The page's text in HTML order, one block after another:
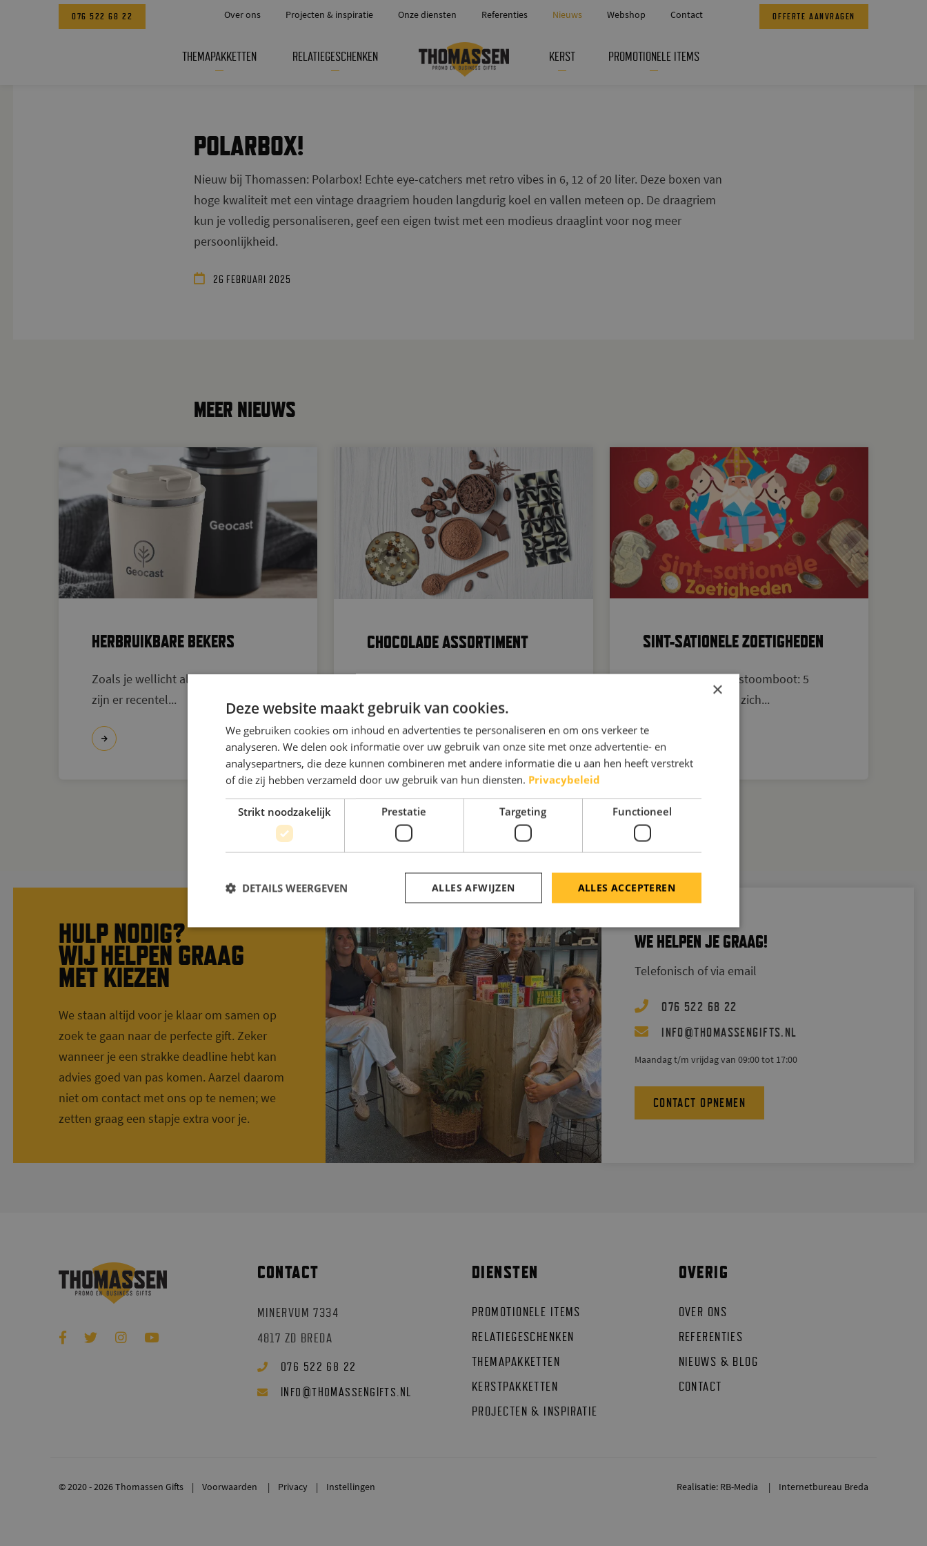
076 522 68 22 Over ons Projecten & inspiratie Onze diensten Referenties Nieuws Webshop Contact OFFERTE AANVRAGEN
THEMAPAKKETTEN RELATIEGESCHENKEN KERST PROMOTIONELE ITEMS
POLARBOX!
Nieuw bij Thomassen: Polarbox! Echte eye-catchers met retro vibes in 6, 12 of 20 liter. Deze boxen van
hoge kwaliteit met een vintage draagriem houden langdurig koel en vallen meteen op. De draagriem
kun je volledig personaliseren, geef een eigen twist met een modieus draaglint voor nog meer
persoonlijkheid.
26 FEBRUARI 2025
MEER NIEUWS
HERBRUIKBARE BEKERS
Zoals je wellicht al hebt vernomen,
zijn er recentel...
CHOCOLADE ASSORTIMENT
Maak kennis met onze bijzondere
chocolade concepten!
SINT-SATIONELE ZOETIGHEDEN
Zie ginds komt de stoomboot: 5
december komt in zich...
BEKIJK AL HET NIEUWS
HULP NODIG?
WIJ HELPEN GRAAG
MET KIEZEN
We staan altijd voor je klaar om samen op
zoek te gaan naar de perfecte gift. Zeker
wanneer je een strakke deadline hebt kan
advies goed van pas komen. Aarzel daarom
niet om contact met ons op te nemen; we
zetten graag een stapje extra voor je.
WE HELPEN JE GRAAG!
Telefonisch of via email
076 522 68 22
INFO@THOMASSENGIFTS.NL
Maandag t/m vrijdag van 09:00 tot 17:00
CONTACT OPNEMEN
CONTACT
MINERVUM 7334
4817 ZD BREDA
076 522 68 22
INFO@THOMASSENGIFTS.NL
DIENSTEN
PROMOTIONELE ITEMS
RELATIEGESCHENKEN
THEMAPAKKETTEN
KERSTPAKKETTEN
PROJECTEN & INSPIRATIE
OVERIG
OVER ONS
REFERENTIES
NIEUWS & BLOG
CONTACT
© 2020 - 2026 Thomassen Gifts Voorwaarden Privacy Instellingen Realisatie: RB-Media Internetbureau Breda
×
Deze website maakt gebruik van cookies.
We gebruiken cookies om inhoud en advertenties te personaliseren en om ons verkeer te
analyseren. We delen ook informatie over uw gebruik van onze site met onze advertentie- en
analysepartners, die deze kunnen combineren met andere informatie die u aan hen heeft verstrekt
of die zij hebben verzameld door uw gebruik van hun diensten. Privacybeleid
Strikt noodzakelijk Prestatie Targeting Functioneel
ALLES ACCEPTEREN
ALLES AFWIJZEN
DETAILS WEERGEVEN